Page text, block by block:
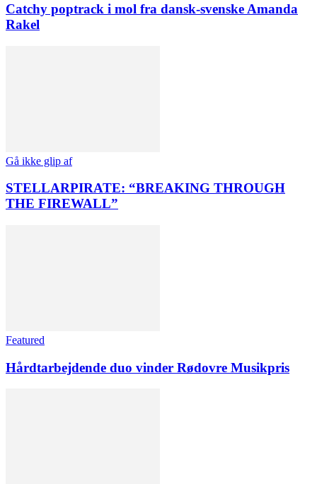
Catchy poptrack i mol fra dansk-svenske Amanda
Rakel
Gå ikke glip af
STELLARPIRATE: “BREAKING THROUGH
THE FIREWALL”
Featured
Hårdtarbejdende duo vinder Rødovre Musikpris